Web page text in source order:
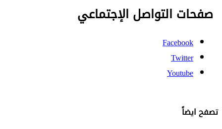
صفحات التواصل الإجتماعي
Facebook
Twitter
Youtube
تصفح ايضاً